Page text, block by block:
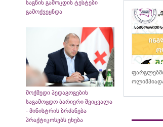
საგნის გამოცდის ტესტები
გამოქვეყნდა
მოქმედი პედაგოგების
საგამოცდო ბარიერი შეიცვალა
- მინისტრის ბრძანება
პრაქტიკოსებს ეხება